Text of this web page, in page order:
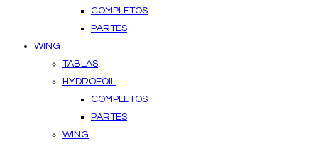
COMPLETOS
PARTES
WING
TABLAS
HYDROFOIL
COMPLETOS
PARTES
WING